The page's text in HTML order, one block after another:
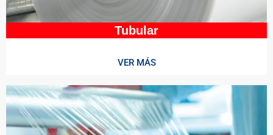
Tubular
VER MÁS